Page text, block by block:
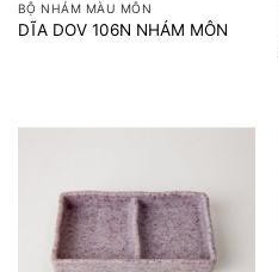
BỘ NHÁM MÀU MÔN
DĨA DOV 106N NHÁM MÔN